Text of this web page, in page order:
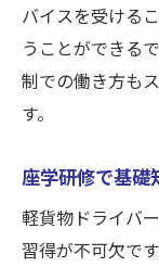
バイスを受ける
うことができる
制での働き方も
す。
座学研修で基礎
軽貨物ドライバ
習得が不可欠で